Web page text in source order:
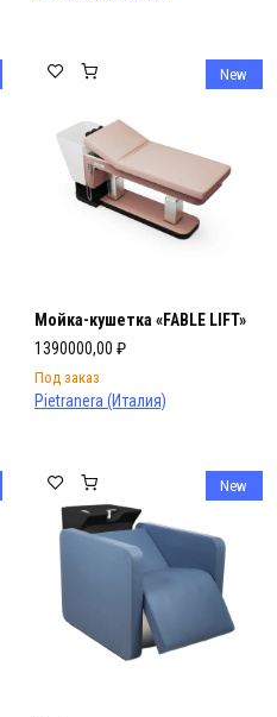
New
Мойка-кушетка «FABLE LIFT»
1390000,00 ₽
Под заказ
Pietranera (Италия)
New